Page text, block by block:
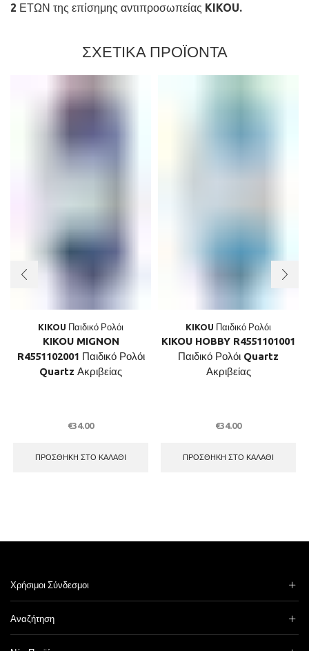
2 ΕΤΩΝ της επίσημης αντιπροσωπείας KIKOU.
ΣΧΕΤΙΚΑ ΠΡΟΪΟΝΤΑ
KIKOU Παιδικό Ρολόι
KIKOU MIGNON
R4551102001 Παιδικό Ρολόι
Quartz Ακριβείας
€34.00
ΠΡΟΣΘΉΚΗ ΣΤΟ ΚΑΛΆΘΙ
KIKOU Παιδικό Ρολόι
KIKOU HOBBY R4551101001
Παιδικό Ρολόι Quartz
Ακριβείας
€34.00
ΠΡΟΣΘΉΚΗ ΣΤΟ ΚΑΛΆΘΙ
Χρήσιμοι Σύνδεσμοι
Αναζήτηση